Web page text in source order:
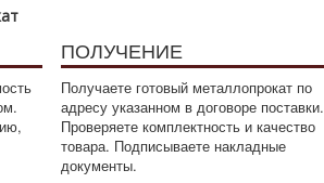
ПОЛУЧЕНИЕ
Получаете готовый металлопрокат по
адресу указанном в договоре поставки.
Проверяете комплектность и качество
товара. Подписываете накладные
документы.